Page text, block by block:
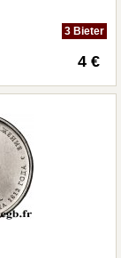
3 Bieter
4 €